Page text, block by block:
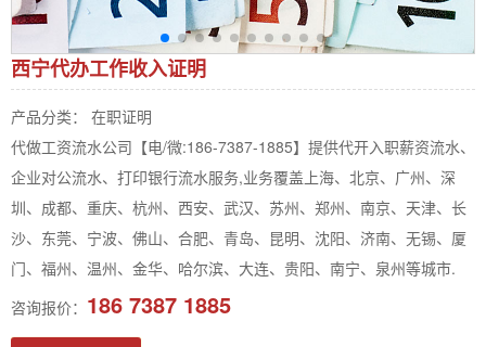
西宁代办工作收入证明
产品分类： 在职证明
代做工资流水公司【电/微:186-7387-1885】提供代开入职薪资流水、
企业对公流水、打印银行流水服务,业务覆盖上海、北京、广州、深
圳、成都、重庆、杭州、西安、武汉、苏州、郑州、南京、天津、长
沙、东莞、宁波、佛山、合肥、青岛、昆明、沈阳、济南、无锡、厦
门、福州、温州、金华、哈尔滨、大连、贵阳、南宁、泉州等城市.
咨询报价： 186 7387 1885